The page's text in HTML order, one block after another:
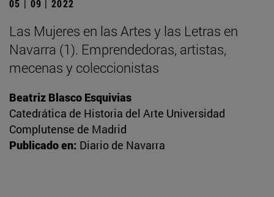
05 | 09 | 2022
Las Mujeres en las Artes y las Letras en
Navarra (1). Emprendedoras, artistas,
mecenas y coleccionistas
Beatriz Blasco Esquivias
Catedrática de Historia del Arte Universidad
Complutense de Madrid
Publicado en: Diario de Navarra